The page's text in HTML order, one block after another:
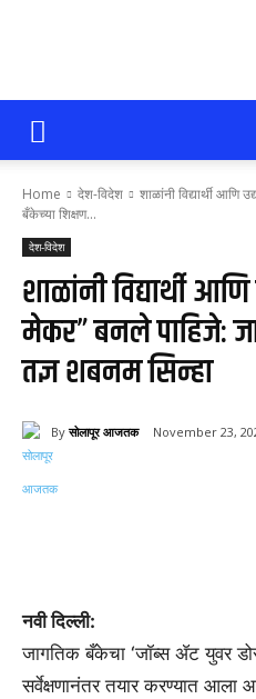
Home देश-विदेश
शाळांनी विद्यार्थी आणि
बँकेच्या शिक्षण...
देश-विदेश
शाळांनी विद्यार्थी
मेकर” बनले पाहिजे:
तज्ञ शबनम सिन्हा
By सोलापूर आजतक November 23,
नवी दिल्ली:
जागतिक बँकेचा ‘जॉब्स ॲट युवर
सर्वेक्षणानंतर तयार करण्यात आला